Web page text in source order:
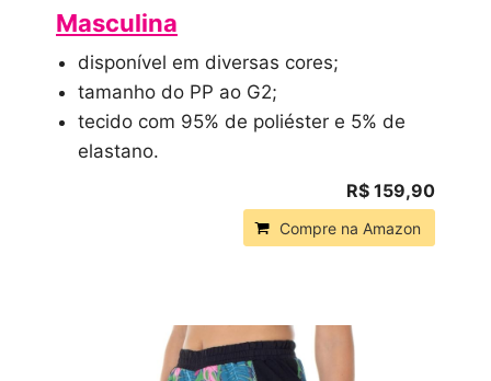
Masculina
disponível em diversas cores;
tamanho do PP ao G2;
tecido com 95% de poliéster e 5% de
elastano.
R$ 159,90
Compre na Amazon